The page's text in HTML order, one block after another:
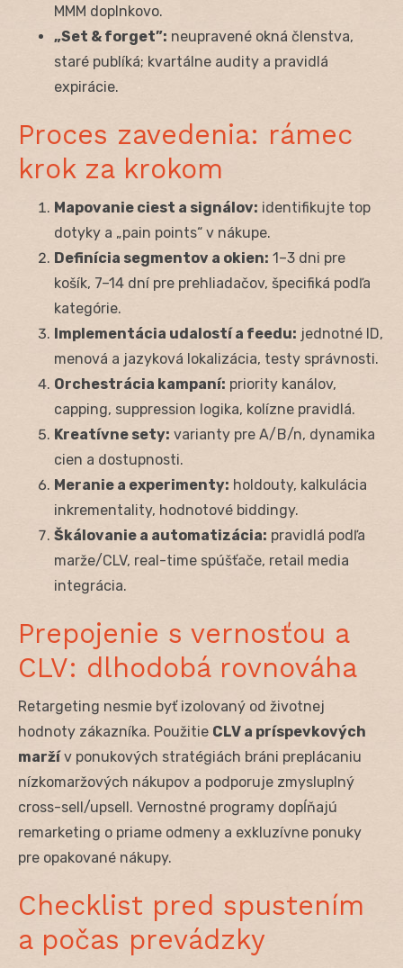
MMM doplnkovo.
„Set & forget”: neupravené okná členstva,
staré publíká; kvartálne audity a pravidlá
expirácie.
Proces zavedenia: rámec
krok za krokom
Mapovanie ciest a signálov: identifikujte top
dotyky a „pain points“ v nákupe.
Definícia segmentov a okien: 1–3 dni pre
košík, 7–14 dní pre prehliadačov, špecifiká podľa
kategórie.
Implementácia udalostí a feedu: jednotné ID,
menová a jazyková lokalizácia, testy správnosti.
Orchestrácia kampaní: priority kanálov,
capping, suppression logika, kolízne pravidlá.
Kreatívne sety: varianty pre A/B/n, dynamika
cien a dostupnosti.
Meranie a experimenty: holdouty, kalkulácia
inkrementality, hodnotové biddingy.
Škálovanie a automatizácia: pravidlá podľa
marže/CLV, real-time spúšťače, retail media
integrácia.
Prepojenie s vernosťou a
CLV: dlhodobá rovnováha
Retargeting nesmie byť izolovaný od životnej
hodnoty zákazníka. Použitie CLV a príspevkových
maržív ponukových stratégiách bráni preplácaniu
nízkomaržových nákupov a podporuje zmysluplný
cross-sell/upsell. Vernostné programy dopĺňajú
remarketing o priame odmeny a exkluzívne ponuky
pre opakované nákupy.
Checklist pred spustením
a počas prevádzky